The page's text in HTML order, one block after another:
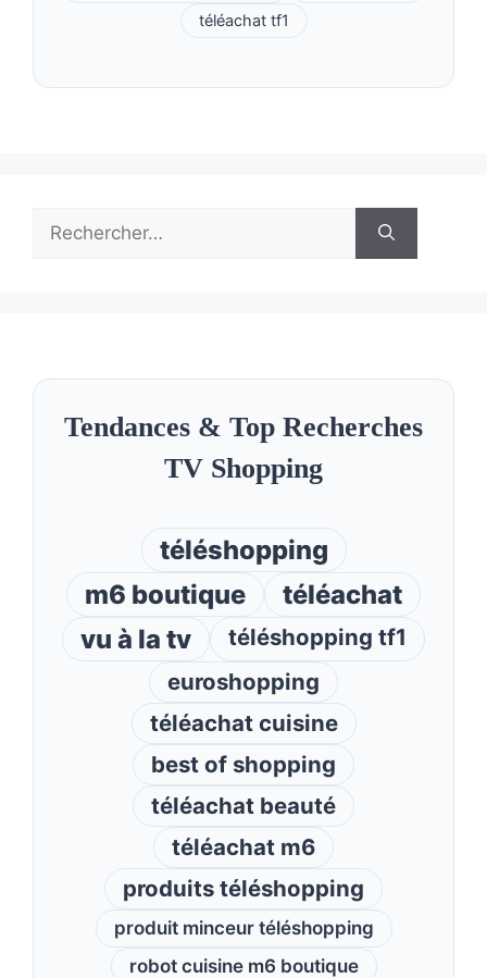
téléachat tf1
Rechercher :
Tendances & Top Recherches
TV Shopping
téléshopping
m6 boutique
téléachat
vu à la tv
téléshopping tf1
euroshopping
téléachat cuisine
best of shopping
téléachat beauté
téléachat m6
produits téléshopping
produit minceur téléshopping
robot cuisine m6 boutique